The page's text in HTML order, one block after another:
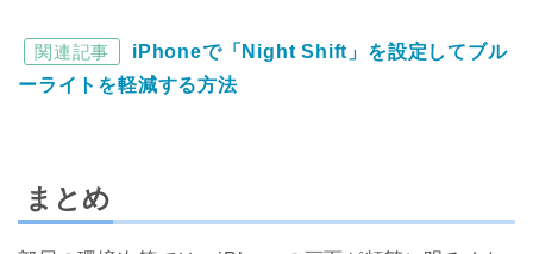
関連記事
iPhoneで「Night Shift」を設定してブル
ーライトを軽減する方法
まとめ